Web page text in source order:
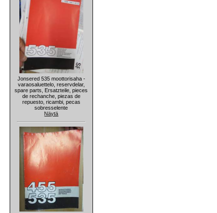
Jonsered 535 moottorisaha -
varaosaluettelo, reservdelar,
spare parts, Ersatzteile, pieces
de rechanche, piezas de
repuesto, ricambi, pecas
sobresselente
Näytä